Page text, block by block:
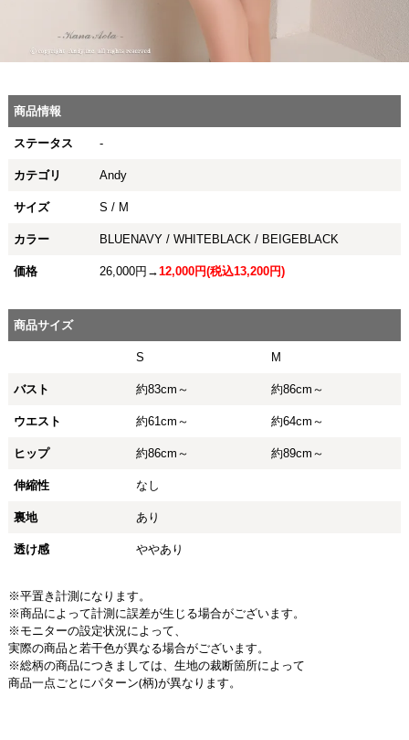
商品情報
ステータス -
カテゴリ Andy
サイズ S / M
カラー BLUENAVY / WHITEBLACK / BEIGEBLACK
価格 26,000円→12,000円(税込13,200円)
商品サイズ
S M
バスト 約83cm～ 約86cm～
ウエスト 約61cm～ 約64cm～
ヒップ 約86cm～ 約89cm～
伸縮性 なし
裏地 あり
透け感 ややあり
※平置き計測になります。
※商品によって計測に誤差が生じる場合がございます。
※モニターの設定状況によって、
実際の商品と若干色が異なる場合がございます。
※総柄の商品につきましては、生地の裁断箇所によって
商品一点ごとにパターン(柄)が異なります。